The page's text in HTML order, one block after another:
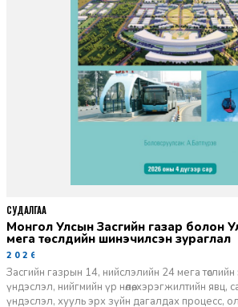
Монгол Улсын Засгийн газар болон Улаанбаатар хотын
мега төслүүдийн шинэчилсэн зураглал
2026-06-29
Засгийн газрын 14, нийслэлийн 24 мега төслийн
үндэслэл, нийгмийн үр нөлөө, хэрэгжилтийн явц,
үндэслэл, хууль эрх зүйн дагалдах процесс,
СУДАЛГАА